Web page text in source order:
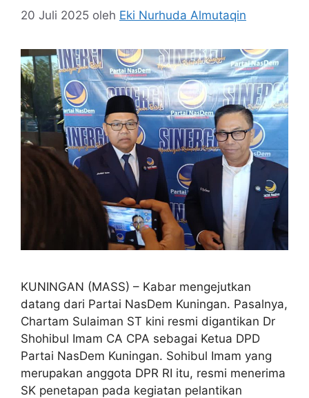
20 Juli 2025 oleh Eki Nurhuda Almutaqin
KUNINGAN (MASS) – Kabar mengejutkan
datang dari Partai NasDem Kuningan. Pasalnya,
Chartam Sulaiman ST kini resmi digantikan Dr
Shohibul Imam CA CPA sebagai Ketua DPD
Partai NasDem Kuningan. Sohibul Imam yang
merupakan anggota DPR RI itu, resmi menerima
SK penetapan pada kegiatan pelantikan